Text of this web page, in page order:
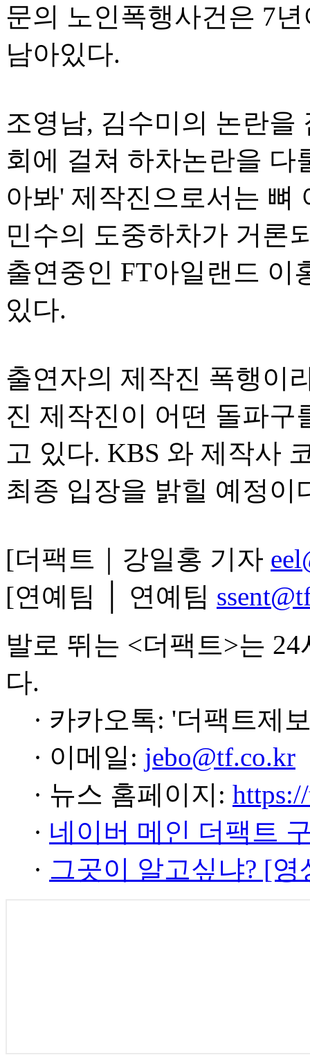
문의 노인폭행사건은 7
남아있다.
조영남, 김수미의 논란을
회에 걸쳐 하차논란을 다
아봐' 제작진으로서는 뼈
민수의 도중하차가 거론
출연중인 FT아일랜드 이
있다.
출연자의 제작진 폭행이
진 제작진이 어떤 돌파구
고 있다. KBS 와 제작사
최종 입장을 밝힐 예정이
[더팩트｜강일홍 기자
[연예팀 │ 연예팀
발로 뛰는 <더팩트>는
다.
· 카카오톡: '더팩트제
· 이메일: jebo@tf.co.kr
· 뉴스 홈페이지:
· 네이버 메인 더팩트
· 그곳이 알고싶냐? [